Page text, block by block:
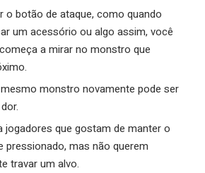
o botão de ataque, como quando
um acessório ou algo assim, você
a mirar no monstro que
monstro novamente pode ser
jogadores que gostam de manter o
pressionado, mas não querem
travar um alvo.